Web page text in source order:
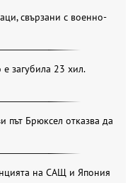
свързани с военно-
загубила 23 хил.
път Брюксел отказва да
на САЩ и Япония